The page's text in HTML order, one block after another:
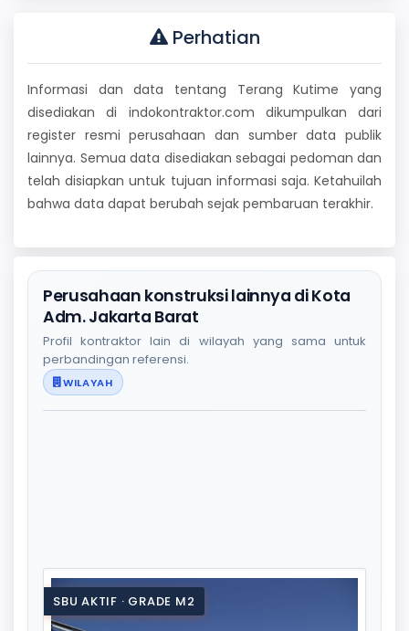
Perhatian
Informasi dan data tentang Terang Kutime yang
disediakan di indokontraktor.com dikumpulkan dari
register resmi perusahaan dan sumber data publik
lainnya. Semua data disediakan sebagai pedoman dan
telah disiapkan untuk tujuan informasi saja. Ketahuilah
bahwa data dapat berubah sejak pembaruan terakhir.
Perusahaan konstruksi lainnya di Kota
Adm. Jakarta Barat
Profil kontraktor lain di wilayah yang sama untuk
perbandingan referensi.
WILAYAH
SBU AKTIF · GRADE M2